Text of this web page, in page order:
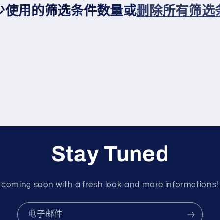
使用的筛选条件数量或删除所有筛选
Stay Tuned
coming soon with a fresh look and more informations!
电子邮件